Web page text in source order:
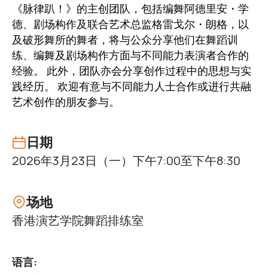
《脉律趴！》的主创团队，包括编舞阿德里安・学
德、剧场构作及联合艺术总监格雷戈尔・朗格，以
及破形舞所的舞者，将与公众分享他们在舞蹈训
练、编舞及剧场构作方面与不同能力表演者合作的
经验。 此外，团队亦会分享创作过程中的思想与实
践经历。 欢迎有意与不同能力人士合作或进行共融
艺术创作的朋友参与。
日期
2026年3月23日（一）下午7:00至下午8:30
场地
香港演艺学院舞蹈排练室
语言: